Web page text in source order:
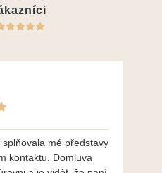
mé představy
kontaktu. Domluva